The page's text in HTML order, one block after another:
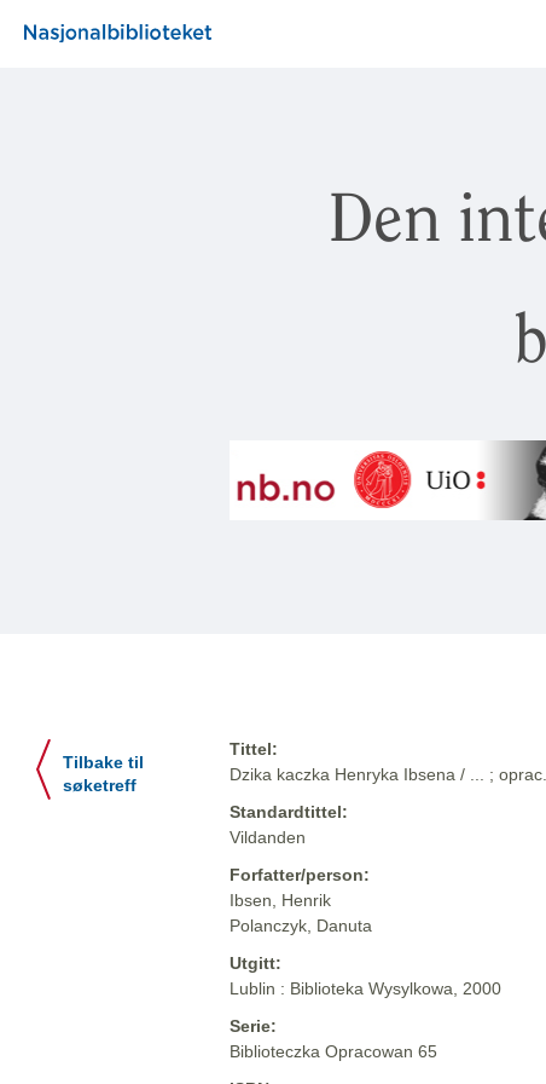
Den
Tilbake til
søketreff
Tittel:
Dzika kaczka Henryka Ibsena / ... ;
Standardtittel:
Vildanden
Forfatter/person:
Ibsen, Henrik
Polanczyk, Danuta
Utgitt:
Lublin : Biblioteka Wysylkowa, 2000
Serie:
Biblioteczka Opracowan 65